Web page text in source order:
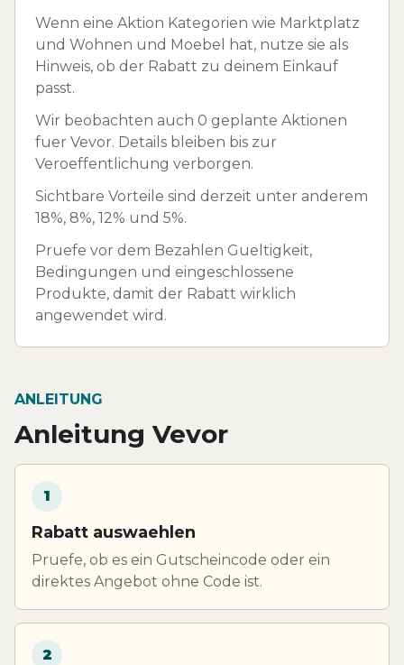
Wenn eine Aktion Kategorien wie Marktplatz
und Wohnen und Moebel hat, nutze sie als
Hinweis, ob der Rabatt zu deinem Einkauf
passt.
Wir beobachten auch 0 geplante Aktionen
fuer Vevor. Details bleiben bis zur
Veroeffentlichung verborgen.
Sichtbare Vorteile sind derzeit unter anderem
18%, 8%, 12% und 5%.
Pruefe vor dem Bezahlen Gueltigkeit,
Bedingungen und eingeschlossene
Produkte, damit der Rabatt wirklich
angewendet wird.
ANLEITUNG
Anleitung Vevor
1
Rabatt auswaehlen
Pruefe, ob es ein Gutscheincode oder ein
direktes Angebot ohne Code ist.
2